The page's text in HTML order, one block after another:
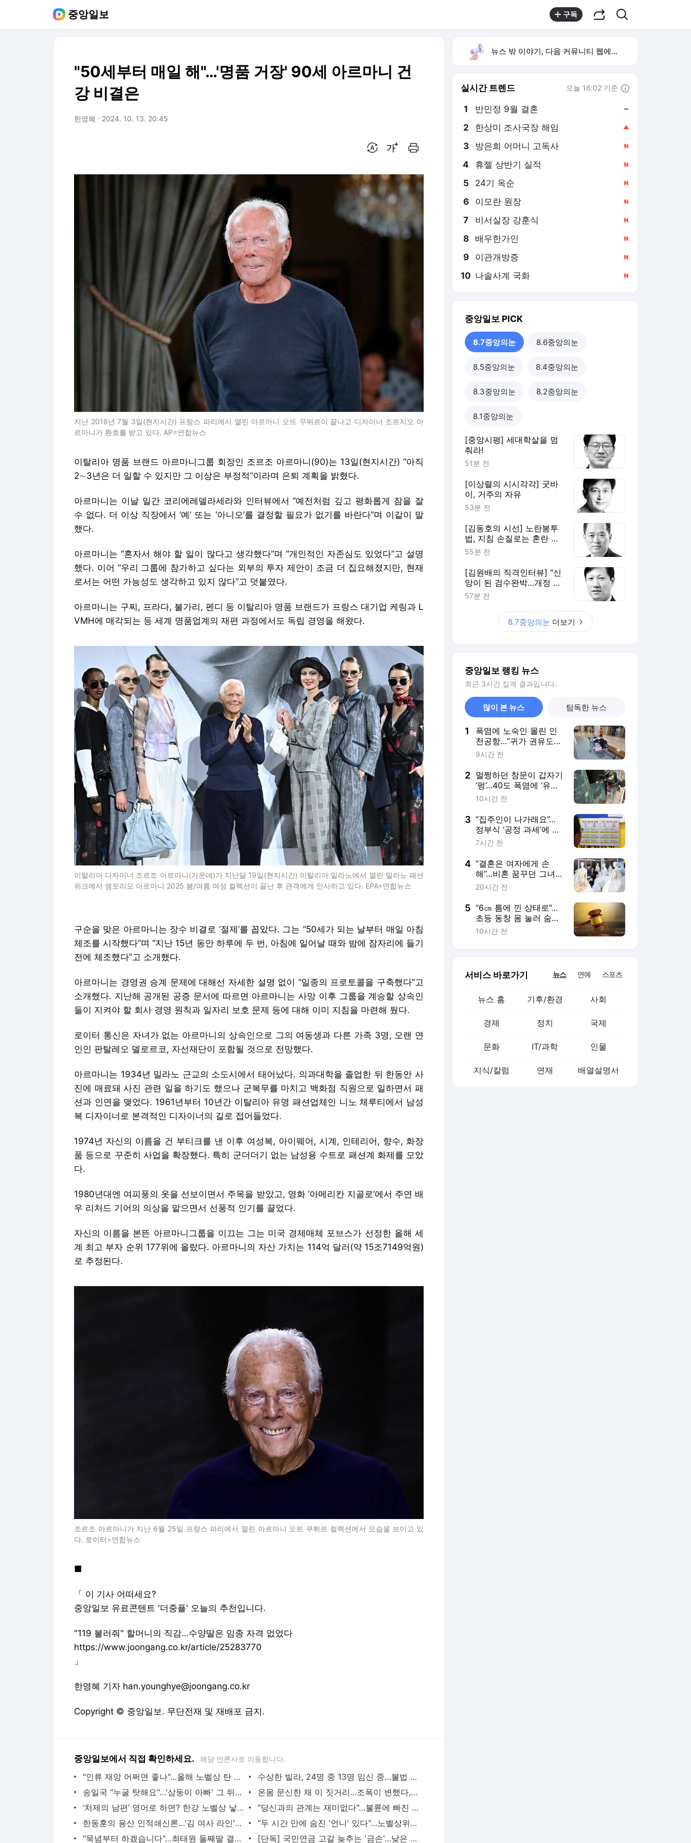
중앙일보 구독
"50세부터 매일 해"…'명품 거장' 90세 아르마니 건
강 비결은
한영혜 2024. 10. 13. 20:45
지난 2018년 7월 3일(현지시간) 프랑스 파리에서 열린 아르마니 오뜨 꾸뛰르이 끝나고 디자이너 조르지오 아
르마니가 환호를 받고 있다. AP=연합뉴스
이탈리아 명품 브랜드 아르마니그룹 회장인 조르조 아르마니(90)는 13일(현지시간) “아직
2∼3년은 더 일할 수 있지만 그 이상은 부정적”이라며 은퇴 계획을 밝혔다.
아르마니는 이날 일간 코리에레델라세라와 인터뷰에서 “예전처럼 깊고 평화롭게 잠을 잘
수 없다. 더 이상 직장에서 ‘예’ 또는 ‘아니오’를 결정할 필요가 없기를 바란다”며 이같이 말
했다.
아르마니는 “혼자서 해야 할 일이 많다고 생각했다”며 “개인적인 자존심도 있었다”고 설명
했다. 이어 “우리 그룹에 참가하고 싶다는 외부의 투자 제안이 조금 더 집요해졌지만, 현재
로서는 어떤 가능성도 생각하고 있지 않다”고 덧붙였다.
아르마니는 구찌, 프라다, 불가리, 펜디 등 이탈리아 명품 브랜드가 프랑스 대기업 케링과 L
VMH에 매각되는 등 세계 명품업계의 재편 과정에서도 독립 경영을 해왔다.
이탈리아 디자이너 조르조 아르마니(가운데)가 지난달 19일(현지시간) 이탈리아 밀라노에서 열린 밀라노 패션
위크에서 엠포리오 아르마니 2025 봄/여름 여성 컬렉션이 끝난 후 관객에게 인사하고 있다. EPA=연합뉴스
구순을 맞은 아르마니는 장수 비결로 ‘절제’를 꼽았다. 그는 “50세가 되는 날부터 매일 아침
체조를 시작했다”며 “지난 15년 동안 하루에 두 번, 아침에 일어날 때와 밤에 잠자리에 들기
전에 체조했다”고 소개했다.
아르마니는 경영권 승계 문제에 대해선 자세한 설명 없이 “일종의 프로토콜을 구축했다”고
소개했다. 지난해 공개된 공증 문서에 따르면 아르마니는 사망 이후 그룹을 계승할 상속인
들이 지켜야 할 회사 경영 원칙과 일자리 보호 문제 등에 대해 이미 지침을 마련해 뒀다.
로이터 통신은 자녀가 없는 아르마니의 상속인으로 그의 여동생과 다른 가족 3명, 오랜 연
인인 판탈레오 델로르코, 자선재단이 포함될 것으로 전망했다.
아르마니는 1934년 밀라노 근교의 소도시에서 태어났다. 의과대학을 졸업한 뒤 한동안 사
진에 매료돼 사진 관련 일을 하기도 했으나 군복무를 마치고 백화점 직원으로 일하면서 패
션과 인연을 맺었다. 1961년부터 10년간 이탈리아 유명 패션업체인 니노 체루티에서 남성
복 디자이너로 본격적인 디자이너의 길로 접어들었다.
1974년 자신의 이름을 건 부티크를 낸 이후 여성복, 아이웨어, 시계, 인테리어, 향수, 화장
품 등으로 꾸준히 사업을 확장했다. 특히 군더더기 없는 남성용 수트로 패션계 화제를 모았
다.
1980년대엔 여피풍의 옷을 선보이면서 주목을 받았고, 영화 ‘아메리칸 지골로’에서 주연 배
우 리처드 기어의 의상을 맡으면서 선풍적 인기를 끌었다.
자신의 이름을 본뜬 아르마니그룹을 이끄는 그는 미국 경제매체 포브스가 선정한 올해 세
계 최고 부자 순위 177위에 올랐다. 아르마니의 자산 가치는 114억 달러(약 15조7149억원)
로 추정된다.
조르조 아르마니가 지난 6월 25일 프랑스 파리에서 열린 아르마니 오트 쿠튀르 컬렉션에서 모습을 보이고 있
다. 로이터=연합뉴스
■
「 이 기사 어떠세요?
중앙일보 유료콘텐트 '더중플' 오늘의 추천입니다.
"119 불러줘" 할머니의 직감…수양딸은 임종 자격 없었다
https://www.joongang.co.kr/article/25283770
」
한영혜 기자 han.younghye@joongang.co.kr
Copyright © 중앙일보. 무단전재 및 재배포 금지.
중앙일보에서 직접 확인하세요. 해당 언론사로 이동합니다.
"인류 재앙 어쩌면 좋나"…올해 노벨상 탄 AI 대부의 경고 | 중앙일보
수상한 빌라, 24명 중 13명 임신 중…불법 대리모 조직 잡혀 | 중앙일보
송일국 "누굴 탓해요"…'삼둥이 아빠' 그 뒤 8년간 생긴 일 | 중앙일보
온몸 문신한 채 이 짓거리…조폭이 변했다, MZ조폭 충격 실태 | 중앙일보
‘처제의 남편’ 영어로 하면? 한강 노벨상 낳은 번역의 힘 | 중앙일보
"당신과의 관계는 재미없다"…불륜에 빠진 그들의 공통점 | 중앙일보
한동훈의 용산 인적쇄신론…'김 여사 라인' 정조준 했다 [view] | 중앙일보
"두 시간 만에 숨진 '언니' 있다"…노벨상위 감탄시킨 한강 이 책 | 중앙일보
"묵념부터 하겠습니다"…최태원 둘째딸 결혼식 특별한 이 장면 | 중앙일보
[단독] 국민연금 고갈 늦추는 '금손'…낮은 급여에 30명 탈출 '러시' | 중앙일보
뉴스 밖 이야기, 다음 커뮤니티 웹에서 보기
실시간 트렌드 오늘 16:02 기준
1 반민정 9월 결혼
2 한상미 조사국장 해임
3 방은희 어머니 고독사
4 휴젤 상반기 실적
5 24기 옥순
6 이모란 원장
7 비서실장 강훈식
8 배우한가인
9 이관개방증
10 나솔사계 국화
중앙일보 PICK
8.7중앙의눈 8.6중앙의눈
8.5중앙의눈 8.4중앙의눈
8.3중앙의눈 8.2중앙의눈
8.1중앙의눈
[중앙시평] 세대학살을 멈
춰라!
51분 전
[이상렬의 시시각각] 굿바
이, 거주의 자유
53분 전
[김동호의 시선] 노란봉투
법, 지침 손질로는 혼란 못
막는다
55분 전
[김원배의 직격인터뷰] “신
앙이 된 검수완박…개정 형
소법은 개혁의 과잉”
57분 전
8.7중앙의눈 더보기
중앙일보 랭킹 뉴스
최근 3시간 집계 결과입니다.
많이 본 뉴스 탐독한 뉴스
1
폭염에 노숙인 몰린 인
천공항…“귀가 권유도
안 통한다” 왜
9시간 전
2 멀쩡하던 창문이 갑자기
‘펑’…40도 폭염에 ‘유리
폭탄’ 터진다
10시간 전
3 “집주인이 나가래요”…
정부식 ‘공정 과세’에 불
안해진 세입자들
7시간 전
4 “결혼은 여자에게 손
해”…비혼 꿈꾸던 그녀
들, 이젠 혼인한다 왜
20시간 전
5 “6㎝ 틈에 낀 상태로”…
초등 동창 몸 눌러 숨지
게 한 30대 무죄, 왜
10시간 전
서비스 바로가기 뉴스 연예 스포츠
뉴스 홈 기후/환경 사회
경제 정치 국제
문화 IT/과학 인물
지식/칼럼 연재 배열설명서